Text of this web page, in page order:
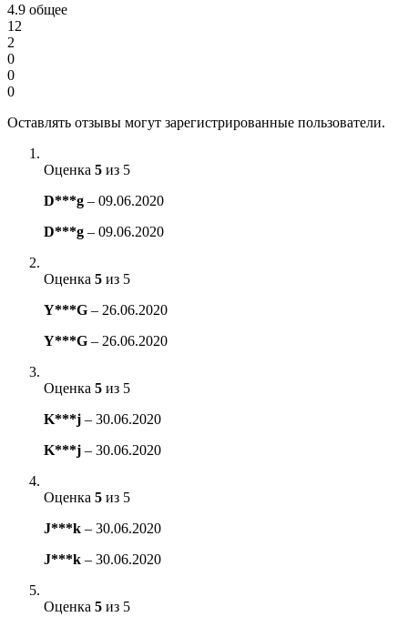
4.9 общее
12
2
0
0
0
Оставлять отзывы могут зарегистрированные пользователи.
Оценка 5 из 5
D***g – 09.06.2020
D***g – 09.06.2020
Оценка 5 из 5
Y***G – 26.06.2020
Y***G – 26.06.2020
Оценка 5 из 5
K***j – 30.06.2020
K***j – 30.06.2020
Оценка 5 из 5
J***k – 30.06.2020
J***k – 30.06.2020
Оценка 5 из 5